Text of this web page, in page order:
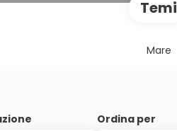
Temi
Mare
Ordina per